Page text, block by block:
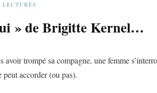
LECTURES
» de Brigitte Kernel…
avoir trompé sa compagne, une femme
peut accorder (ou pas).